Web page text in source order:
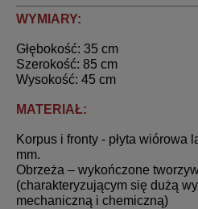
WYMIARY:
Głębokość: 35 cm
Szerokość: 85 cm
Wysokość: 45 cm
MATERIAŁ:
Korpus i fronty - płyta wiórowa
mm.
Obrzeża – wykończone
(charakteryzującym się dużą
mechaniczną i chemiczną)